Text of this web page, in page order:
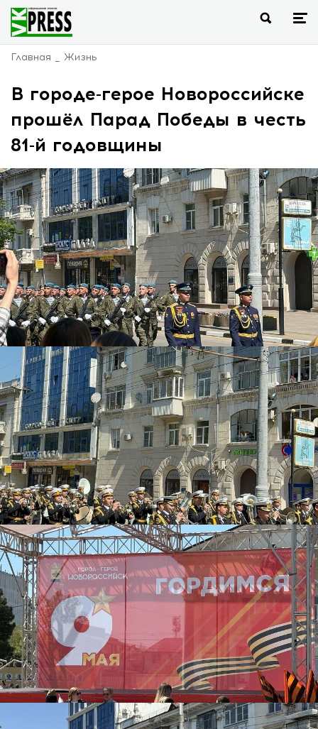
Главная Жизнь
В городе-герое Новороссийске
прошёл Парад Победы в честь
81-й годовщины